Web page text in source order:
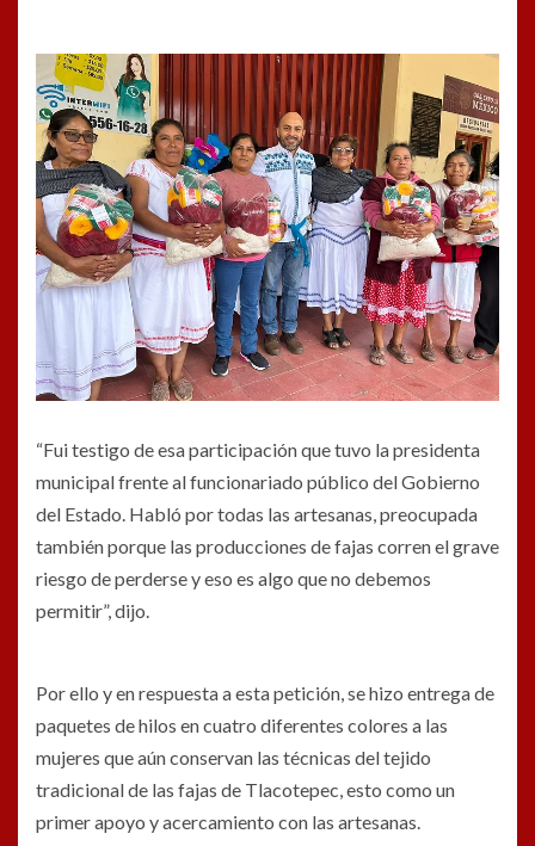
“Fui testigo de esa participación que tuvo la presidenta
municipal frente al funcionariado público del Gobierno
del Estado. Habló por todas las artesanas, preocupada
también porque las producciones de fajas corren el grave
riesgo de perderse y eso es algo que no debemos
permitir”, dijo.
Por ello y en respuesta a esta petición, se hizo entrega de
paquetes de hilos en cuatro diferentes colores a las
mujeres que aún conservan las técnicas del tejido
tradicional de las fajas de Tlacotepec, esto como un
primer apoyo y acercamiento con las artesanas.